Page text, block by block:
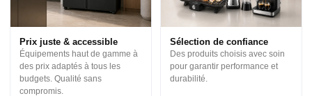
Prix juste & accessible
Équipements haut de gamme à
des prix adaptés à tous les
budgets. Qualité sans
compromis.
Sélection de confiance
Des produits choisis avec soin
pour garantir performance et
durabilité.